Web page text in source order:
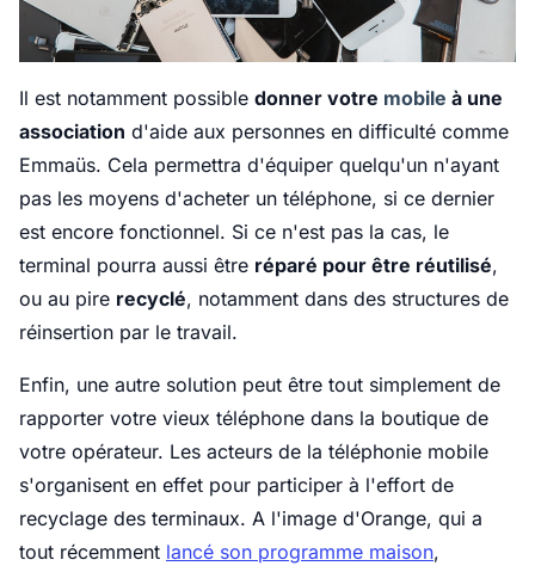
Il est notamment possible donner votre mobile à une
association d'aide aux personnes en difficulté comme
Emmaüs. Cela permettra d'équiper quelqu'un n'ayant
pas les moyens d'acheter un téléphone, si ce dernier
est encore fonctionnel. Si ce n'est pas la cas, le
terminal pourra aussi être réparé pour être réutilisé,
ou au pire recyclé, notamment dans des structures de
réinsertion par le travail.
Enfin, une autre solution peut être tout simplement de
rapporter votre vieux téléphone dans la boutique de
votre opérateur. Les acteurs de la téléphonie mobile
s'organisent en effet pour participer à l'effort de
recyclage des terminaux. A l'image d'Orange, qui a
tout récemment lancé son programme maison,